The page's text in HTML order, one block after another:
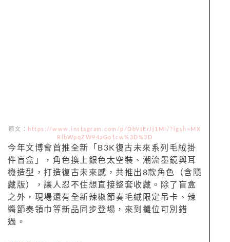
原文：
https://www.instagram.com/p/DbVtErJj1MI/?igsh=MX
RlbWpqZW94aGo1cw%3D%3D
今年文博會首推全新「B3K復古未來系列毛絨掛
件盲盒」，角色換上銀色太空裝、潮流墨鏡與耳
機造型，打造復古未來感，共推出8款角色（含隱
藏版），讓人忍不住想直接整套收藏。除了盲盒
之外，現場還有全新辣椒節奏毛絨限定吊卡、辣
醬節奏領巾等新品同步登場，來到攤位可別錯
過。